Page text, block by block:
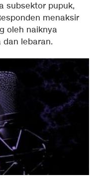
subsektor pupuk,
menaksir
oleh naiknya
lebaran.